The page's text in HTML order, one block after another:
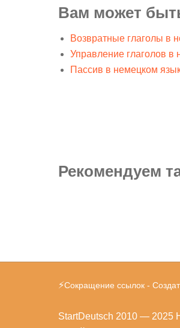
Вам может
Возвратные глаголы в
Управление глаголов в
Пассив в немецком
Рекомендуем
⚡Сокращение ссылок -
StartDeutsch 2010 — 2025